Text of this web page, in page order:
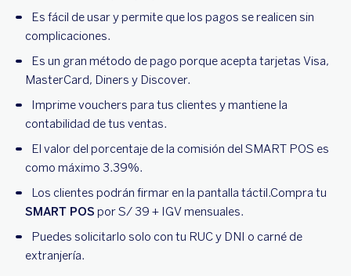
Es fácil de usar y permite que los pagos se realicen sin
complicaciones.
Es un gran método de pago porque acepta tarjetas Visa,
MasterCard, Diners y Discover.
Imprime vouchers para tus clientes y mantiene la
contabilidad de tus ventas.
El valor del porcentaje de la comisión del SMART POS es
como máximo 3.39%.
Los clientes podrán firmar en la pantalla táctil.Compra tu
SMART POS por S/ 39 + IGV mensuales.
Puedes solicitarlo solo con tu RUC y DNI o carné de
extranjería.